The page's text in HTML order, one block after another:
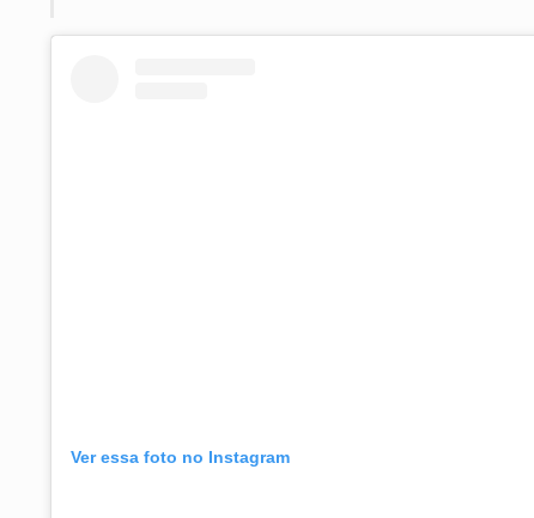
Ver essa foto no Instagram